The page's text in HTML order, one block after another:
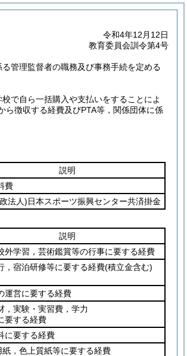
令和4年12月12日
教育委員会訓令第4号
管理監督者の職務及び事務手続を定める
で自ら一括購入や支払いをすることによ
ら徴収する経費及びPTA等，関係団体に係
説明
費
法人)日本スポーツ振興センター共済掛金
説明
外学習，芸術鑑賞等の行事に要する経費
，宿泊研修等に要する経費(積立金含む)
運営に要する経費
，実験・実習費，学力
要する経費
に要する経費
紙，色上質紙等に要する経費